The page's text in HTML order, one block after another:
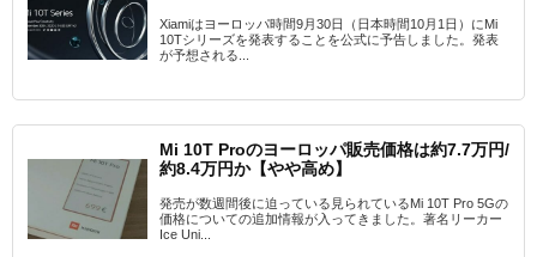
Xiamiはヨーロッパ時間9月30日（日本時間10月1日）にMi
10Tシリーズを発表することを公式に予告しました。発表
が予想される...
Mi 10T Proのヨーロッパ販売価格は約7.7万円/
約8.4万円か【やや高め】
発売が数週間後に迫っている見られているMi 10T Pro 5Gの
価格についての追加情報が入ってきました。著名リーカー
Ice Uni...